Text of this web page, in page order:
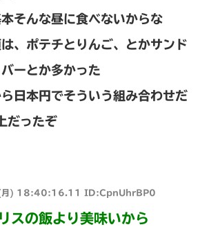
そんな昼に食べないからな
、ポテチとりんご、とかサンド
ーとか多かった
日本円でそういう組み合わせだ
だったぞ
) 18:40:16.11 ID:CpnUhrBP0
スの飯より美味いから